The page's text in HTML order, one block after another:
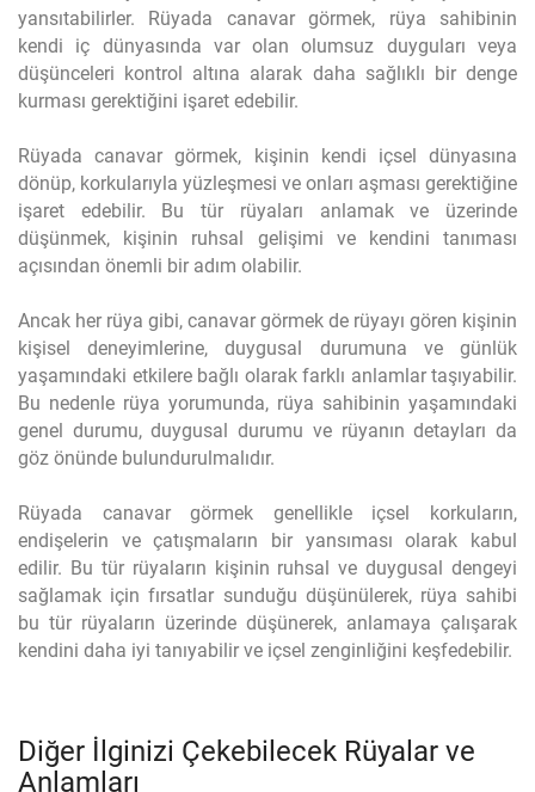
yansıtabilirler. Rüyada canavar görmek, rüya sahibinin
kendi iç dünyasında var olan olumsuz duyguları veya
düşünceleri kontrol altına alarak daha sağlıklı bir denge
kurması gerektiğini işaret edebilir.
Rüyada canavar görmek, kişinin kendi içsel dünyasına
dönüp, korkularıyla yüzleşmesi ve onları aşması gerektiğine
işaret edebilir. Bu tür rüyaları anlamak ve üzerinde
düşünmek, kişinin ruhsal gelişimi ve kendini tanıması
açısından önemli bir adım olabilir.
Ancak her rüya gibi, canavar görmek de rüyayı gören kişinin
kişisel deneyimlerine, duygusal durumuna ve günlük
yaşamındaki etkilere bağlı olarak farklı anlamlar taşıyabilir.
Bu nedenle rüya yorumunda, rüya sahibinin yaşamındaki
genel durumu, duygusal durumu ve rüyanın detayları da
göz önünde bulundurulmalıdır.
Rüyada canavar görmek genellikle içsel korkuların,
endişelerin ve çatışmaların bir yansıması olarak kabul
edilir. Bu tür rüyaların kişinin ruhsal ve duygusal dengeyi
sağlamak için fırsatlar sunduğu düşünülerek, rüya sahibi
bu tür rüyaların üzerinde düşünerek, anlamaya çalışarak
kendini daha iyi tanıyabilir ve içsel zenginliğini keşfedebilir.
Diğer İlginizi Çekebilecek Rüyalar ve
Anlamları